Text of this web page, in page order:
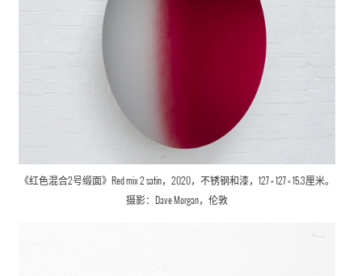
《红色混合2号缎面》Red mix 2 satin，2020，不锈钢和漆，127 × 127 × 15.3厘米。
摄影：Dave Morgan，伦敦